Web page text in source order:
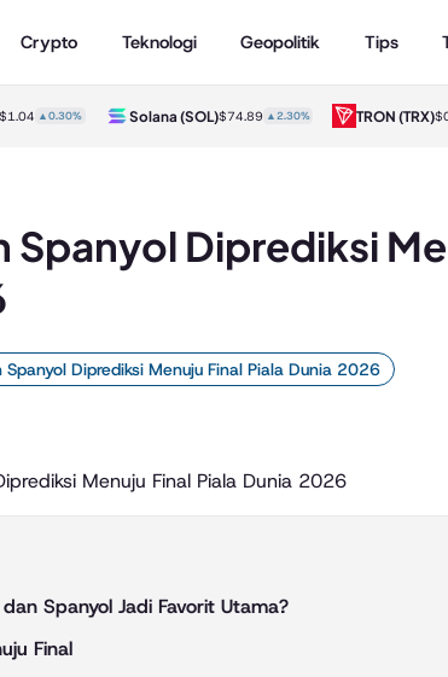
Crypto Teknologi Geopolitik Tips
Solana(SOL) $74.89 ▲2.30% TRON(TRX) $0.33
Spanyol Diprediksi
Spanyol Diprediksi Menuju Final Piala Dunia 2026
Spanyol Jadi Favorit Utama?
Final